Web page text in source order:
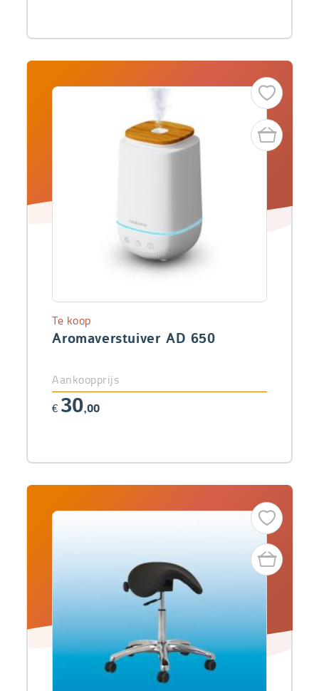
Aromaverstuiver AD 650
Te koop
Aankoopprijs
€ 30,00